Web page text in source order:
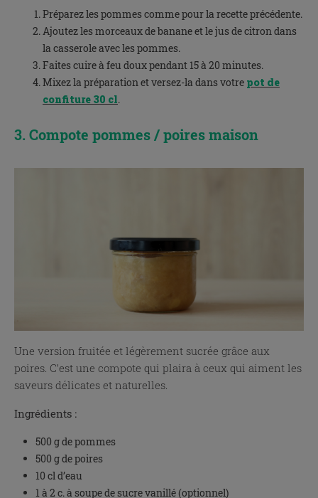
Préparez les pommes comme pour la recette précédente.
Ajoutez les morceaux de banane et le jus de citron dans
la casserole avec les pommes.
Faites cuire à feu doux pendant 15 à 20 minutes.
Mixez la préparation et versez-la dans votre pot de
confiture 30 cl.
3. Compote pommes / poires maison
Une version fruitée et légèrement sucrée grâce aux
poires. C’est une compote qui plaira à ceux qui aiment les
saveurs délicates et naturelles.
Ingrédients :
500 g de pommes
500 g de poires
10 cl d’eau
1 à 2 c. à soupe de sucre vanillé (optionnel)